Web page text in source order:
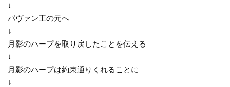
↓
パヴァン王の元へ
↓
月影のハープを取り戻したことを伝える
↓
月影のハープは約束通りくれることに
↓